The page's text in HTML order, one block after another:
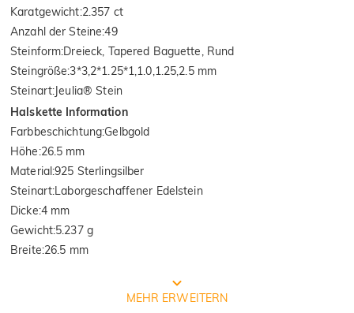
Karatgewicht:2.357 ct
Anzahl der Steine:49
Steinform:Dreieck, Tapered Baguette, Rund
Steingröße:3*3,2*1.25*1,1.0,1.25,2.5 mm
Steinart:Jeulia® Stein
Halskette Information
Farbbeschichtung:Gelbgold
Höhe:26.5 mm
Material:925 Sterlingsilber
Steinart:Laborgeschaffener Edelstein
Dicke:4 mm
Gewicht:5.237 g
Breite:26.5 mm
Von der internationalen Institution
MEHR ERWEITERN